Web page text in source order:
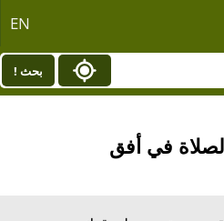
EN
بحث !
في أفق